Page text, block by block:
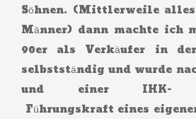
Söhnen. (Mittlerweile
Männer) dann machte ich
90er als Verkäufer in der
selbstständig und wurde
und einer IHK-
Führungskraft eines